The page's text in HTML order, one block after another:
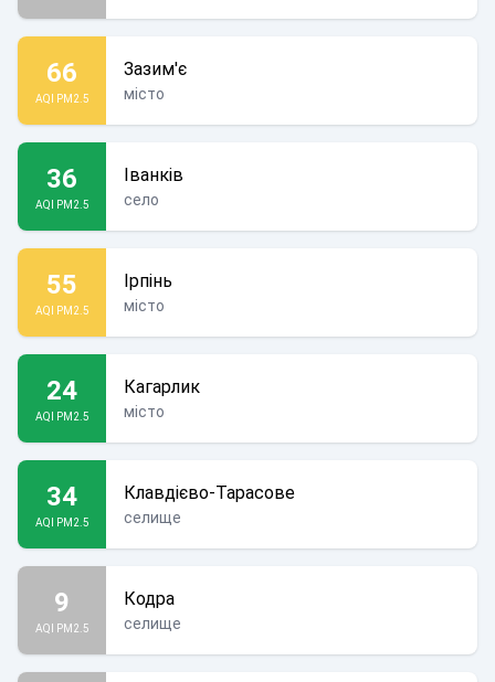
66
AQI PM2.5
Зазим'є
місто
36
AQI PM2.5
Іванків
село
55
AQI PM2.5
Ірпінь
місто
24
AQI PM2.5
Кагарлик
місто
34
AQI PM2.5
Клавдієво-Тарасове
селище
9
AQI PM2.5
Кодра
селище